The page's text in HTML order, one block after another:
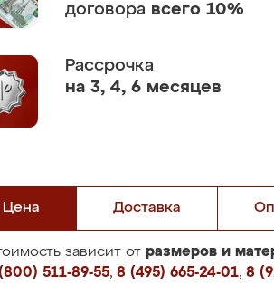
договора всего 10%
Рассрочка
на 3, 4, 6 месяцев
Цена Доставка
зависит от размеров и
511-89-55, 8 (495) 665-24-01, 8